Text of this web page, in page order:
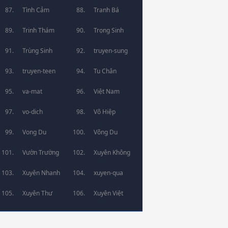
Tình Cảm Tranh Bá
Trinh Thám Trọng Sinh
Trùng Sinh truyen-sung
truyen-teen Tu Chân
va-mat Việt Nam
vo-dich Võ Hiệp
Vong Du Võng Du
Vườn Trường Xuyên Không
Xuyên Nhanh xuyen-qua
Xuyên Thư Xuyên Việt